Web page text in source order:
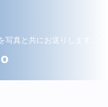
真と共にお送りします。